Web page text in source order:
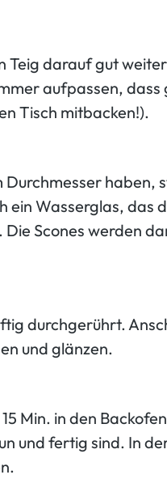
Teig darauf gut
aufpassen, dass
Tisch mitbacken!).
Durchmesser haben,
ein Wasserglas, das
Scones werden
durchgerührt.
und glänzen.
Min. in den
und fertig sind. In